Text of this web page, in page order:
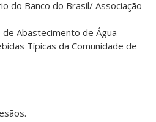
do Banco do Brasil/ Associação
Abastecimento de Água
Típicas da Comunidade de